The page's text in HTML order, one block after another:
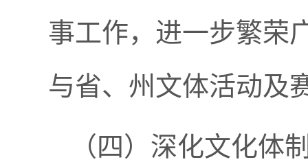
事工作，进一步繁荣
与省、州文体活动及
（ 四 ）深化文化体